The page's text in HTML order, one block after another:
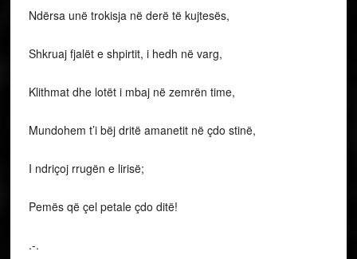
Ndërsa unë trokisja në derë të kujtesës,
Shkruaj fjalët e shpirtit, i hedh në varg,
Klithmat dhe lotët i mbaj në zemrën time,
Mundohem t’i bëj dritë amanetit në çdo stinë,
I ndriçoj rrugën e lirisë;
Pemës që çel petale çdo ditë!
.-.